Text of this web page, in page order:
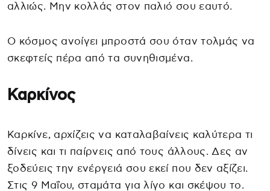
αλλιώς. Μην κολλάς στον παλιό σου εαυτό.
Ο κόσμος ανοίγει μπροστά σου όταν τολμάς να
σκεφτείς πέρα από τα συνηθισμένα.
Καρκίνος
Καρκίνε, αρχίζεις να καταλαβαίνεις καλύτερα τι
δίνεις και τι παίρνεις από τους άλλους. Δες αν
ξοδεύεις την ενέργειά σου εκεί που δεν αξίζει.
Στις 9 Μαΐου, σταμάτα για λίγο και σκέψου το.